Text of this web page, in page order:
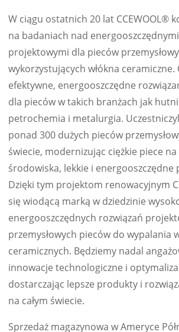
W ciągu ostatnich 20 lat CCEWOOL®
na badaniach nad
projektowymi dla pieców
wykorzystujących włókna
efektywne, energooszczędne
dla pieców w takich branżach jak
petrochemia i metalurgia.
ponad 300 dużych pieców
świecie, modernizując ciężkie piece
środowiska, lekkie i energooszczędne
Dzięki tym projektom renowacyjnym
się wiodącą marką w dziedzinie
energooszczędnych rozwiązań
przemysłowych pieców do wypalania
ceramicznych. Będziemy nadal
innowacje technologiczne i
dostarczając lepsze produkty i
na całym świecie.
Sprzedaż magazynowa w Ameryce